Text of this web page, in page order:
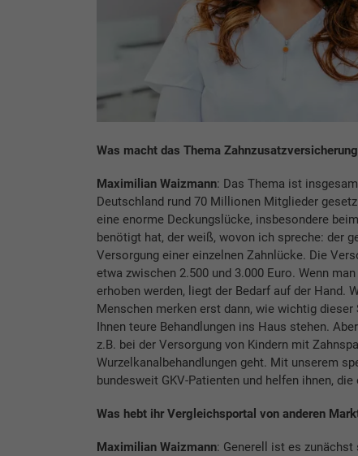
Was macht das Thema
Maximilian Waizmann: Das Thema ist
Deutschland rund 70 Millionen Mitglieder
eine enorme Deckungslücke, insbesondere
benötigt hat, der weiß, wovon ich spreche: der
Versorgung einer einzelnen Zahnlücke. Die
etwa zwischen 2.500 und 3.000 Euro. Wenn
erhoben werden, liegt der Bedarf auf der Hand.
Menschen merken erst dann, wie wichtig
Ihnen teure Behandlungen ins Haus stehen.
z.B. bei der Versorgung von Kindern mit
Wurzelkanalbehandlungen geht. Mit unserem
bundesweit GKV-Patienten und helfen ihnen,
Was hebt ihr Vergleichsportal von anderen
Maximilian Waizmann: Generell ist es